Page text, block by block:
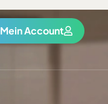
Mein Account